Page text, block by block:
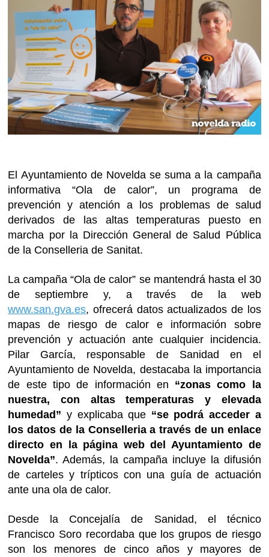
El Ayuntamiento de Novelda se suma a la campaña
informativa “Ola de calor”, un programa de
prevención y atención a los problemas de salud
derivados de las altas temperaturas puesto en
marcha por la Dirección General de Salud Pública
de la Conselleria de Sanitat.
La campaña “Ola de calor” se mantendrá hasta el 30
de septiembre y, a través de la web
www.san.gva.es, ofrecerá datos actualizados de los
mapas de riesgo de calor e información sobre
prevención y actuación ante cualquier incidencia.
Pilar García, responsable de Sanidad en el
Ayuntamiento de Novelda, destacaba la importancia
de este tipo de información en “zonas como la
nuestra, con altas temperaturas y elevada
humedad”y explicaba que “se podrá acceder a
los datos de la Conselleria a través de un enlace
directo en la página web del Ayuntamiento de
Novelda”. Además, la campaña incluye la difusión
de carteles y trípticos con una guía de actuación
ante una ola de calor.
Desde la Concejalía de Sanidad, el técnico
Francisco Soro recordaba que los grupos de riesgo
son los menores de cinco años y mayores de